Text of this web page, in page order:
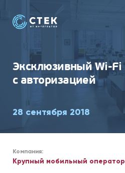
Эксклюзивный Wi-Fi
с авторизацией
28 сентября 2018
Компания:
Крупный мобильный оператор
СЕТИ И WI-FI